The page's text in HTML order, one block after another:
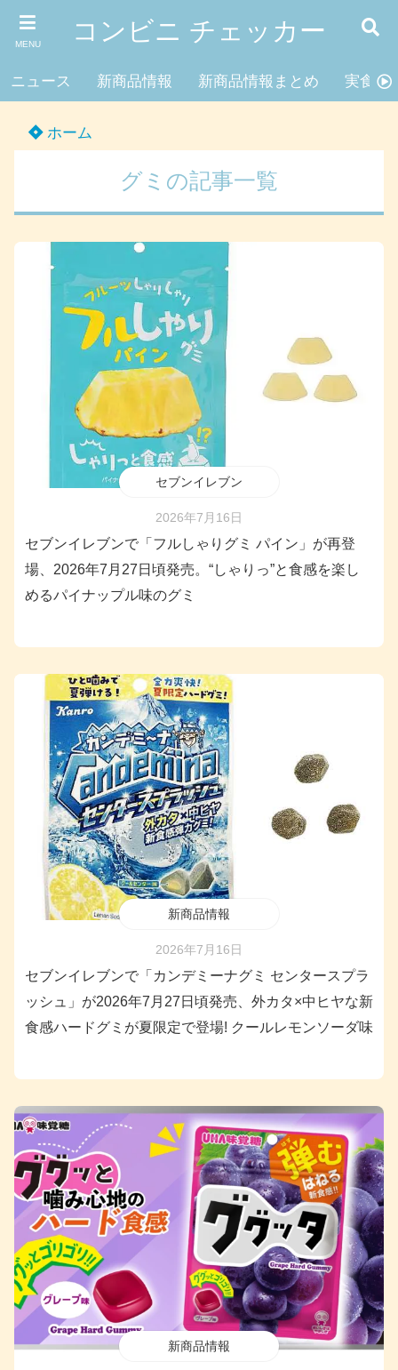
MENU コンビニ チェッカー
ニュース 新商品情報 新商品情報まとめ 実食レ
ホーム
グミの記事一覧
セブンイレブン
2026年7月16日
セブンイレブンで「フルしゃりグミ パイン」が再登
場、2026年7月27日頃発売。“しゃりっ”と食感を楽し
めるパイナップル味のグミ
新商品情報
2026年7月16日
セブンイレブンで「カンデミーナグミ センタースプラ
ッシュ」が2026年7月27日頃発売、外カタ×中ヒヤな新
食感ハードグミが夏限定で登場! クールレモンソーダ味
新商品情報